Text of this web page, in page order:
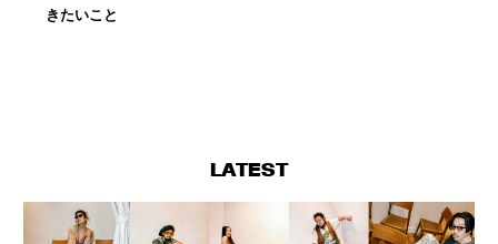
きたいこと
LATEST